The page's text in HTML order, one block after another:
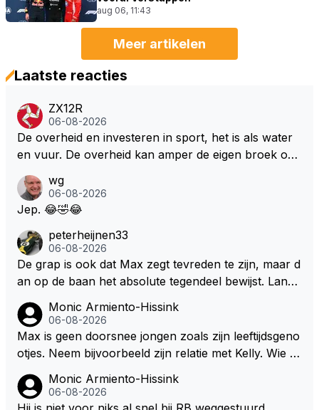
aug 06, 11:43
Meer artikelen
Laatste reacties
ZX12R
06-08-2026
De overheid en investeren in sport, het is als water
en vuur. De overheid kan amper de eigen broek oph
s. Je kunt de Staat het best vergelijken met de sherif
f van Nottinghem (Robin Hood) welk achter de bom
m/haar van zijn laatste zuurverdiende stuiver te ber
oven. De Staat heeft nooit ooit maar een stuiver in Z
andvoort willen investeren en dat zal ook nooit gebe
uren. Afdragen van BTW gelden en vergunningen bi
j dergelijke sportievefestiviteiten MOET je dan weer
wel afstaan, de parasiet.
wg
06-08-2026
Jep. 😂🤣😂
peterheijnen33
06-08-2026
De grap is ook dat Max zegt tevreden te zijn, maar d
an op de baan het absolute tegendeel bewijst. Lando
dan eigenlijk niet echt zien. ;)
Monic Armiento-Hissink
06-08-2026
Max is geen doorsnee jongen zoals zijn leeftijdsgeno
otjes. Neem bijvoorbeeld zijn relatie met Kelly. Wie g
artjes ouder is en al een kleine heeft van een voorm
alig RB-lid op de leeftijd van 23 jaar? Hij doet dingen
Monic Armiento-Hissink
06-08-2026